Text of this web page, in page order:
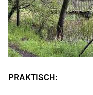
PRAKTISCH: